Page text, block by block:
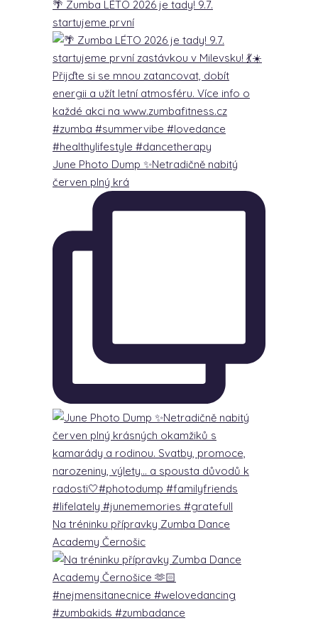
🌴 Zumba LÉTO 2026 je tady! 9.7.
startujeme první
June Photo Dump ✨Netradičně nabitý
červen plný krá
Na tréninku přípravky Zumba Dance
Academy Černošic